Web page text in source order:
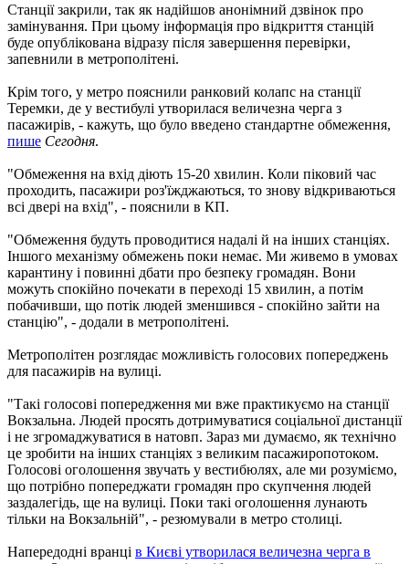
Станції закрили, так як надійшов анонімний дзвінок про
замінування. При цьому інформація про відкриття станцій
буде опублікована відразу після завершення перевірки,
запевнили в метрополітені.
Крім того, у метро пояснили ранковий колапс на станції
Теремки, де у вестибулі утворилася величезна черга з
пасажирів, - кажуть, що було введено стандартне обмеження,
пише Сегодня.
"Обмеження на вхід діють 15-20 хвилин. Коли піковий час
проходить, пасажири роз'їжджаються, то знову відкриваються
всі двері на вхід", - пояснили в КП.
"Обмеження будуть проводитися надалі й на інших станціях.
Іншого механізму обмежень поки немає. Ми живемо в умовах
карантину і повинні дбати про безпеку громадян. Вони
можуть спокійно почекати в переході 15 хвилин, а потім
побачивши, що потік людей зменшився - спокійно зайти на
станцію", - додали в метрополітені.
Метрополітен розглядає можливість голосових попереджень
для пасажирів на вулиці.
"Такі голосові попередження ми вже практикуємо на станції
Вокзальна. Людей просять дотримуватися соціальної дистанції
і не згромаджуватися в натовп. Зараз ми думаємо, як технічно
це зробити на інших станціях з великим пасажиропотоком.
Голосові оголошення звучать у вестибюлях, але ми розуміємо,
що потрібно попереджати громадян про скупчення людей
заздалегідь, ще на вулиці. Поки такі оголошення лунають
тільки на Вокзальній", - резюмували в метро столиці.
Напередодні вранці в Києві утворилася величезна черга в